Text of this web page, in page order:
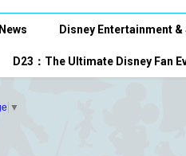
Disney Entertainment
D23：The Ultimate Disney Fan
▼